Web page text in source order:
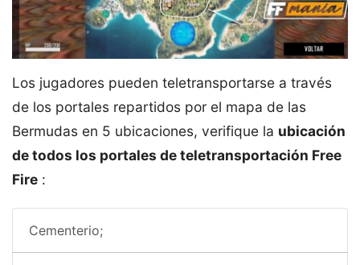
Los jugadores pueden teletransportarse a través
de los portales repartidos por el mapa de las
Bermudas en 5 ubicaciones, verifique la ubicación
de todos los portales de teletransportación Free
Fire :
Cementerio;